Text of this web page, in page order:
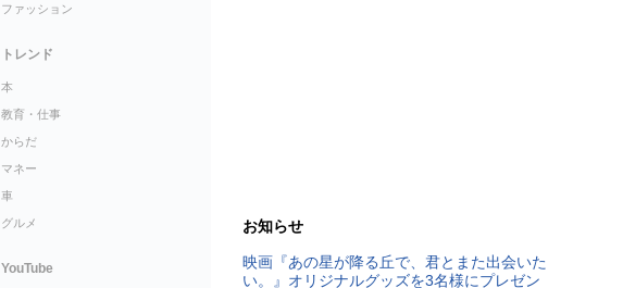
お知らせ
映画『あの星が降る丘で、君とまた出会いた
い。』オリジナルグッズを3名様にプレゼン
ファッション
トレンド
本
教育・仕事
からだ
マネー
車
グルメ
YouTube